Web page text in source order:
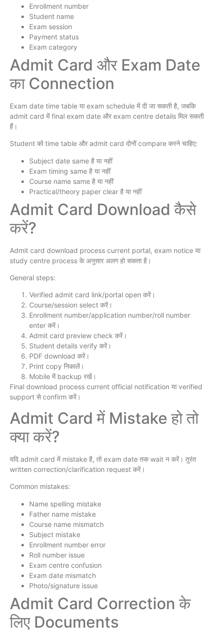
Enrollment number
Student name
Exam session
Payment status
Exam category
Admit Card और Exam Date
का Connection
Exam date time table या exam schedule में दी जा सकती है, जबकि
admit card में final exam date और exam centre details मिल सकती
हैं।
Student को time table और admit card दोनों compare करने चाहिए:
Subject date same है या नहीं
Exam timing same है या नहीं
Course name same है या नहीं
Practical/theory paper clear है या नहीं
Admit Card Download कैसे
करें?
Admit card download process current portal, exam notice या
study centre process के अनुसार अलग हो सकता है।
General steps:
Verified admit card link/portal open करें।
Course/session select करें।
Enrollment number/application number/roll number
enter करें।
Admit card preview check करें।
Student details verify करें।
PDF download करें।
Print copy निकालें।
Mobile में backup रखें।
Final download process current official notification या verified
support से confirm करें।
Admit Card में Mistake हो तो
क्या करें?
यदि admit card में mistake है, तो exam date तक wait न करें। तुरंत
written correction/clarification request करें।
Common mistakes:
Name spelling mistake
Father name mistake
Course name mismatch
Subject mistake
Enrollment number error
Roll number issue
Exam centre confusion
Exam date mismatch
Photo/signature issue
Admit Card Correction के
लिए Documents